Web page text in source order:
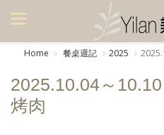
美食集
廚房集
Home 餐桌週記 2025
2025.10.04～
烤肉